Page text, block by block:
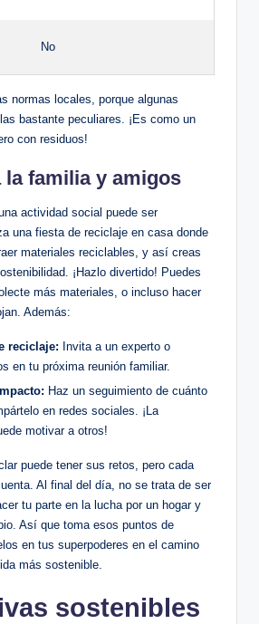
No
normas locales, porque algunas
bastante peculiares. ¡Es como un
con residuos!
la familia y amigos
actividad social puede ser
una fiesta de reciclaje en casa donde
materiales reciclables, y así creas
¡Hazlo divertido! Puedes
más materiales, o incluso hacer
Además:
reciclaje: Invita a un experto o
en tu próxima reunión familiar.
Haz un seguimiento de cuánto
en redes sociales. ¡La
motivar a otros!
puede tener sus retos, pero cada
Al final del día, no se trata de ser
tu parte en la lucha por un hogar y
Así que toma esos puntos de
en tus superpoderes en el camino
más sostenible.
sostenibles